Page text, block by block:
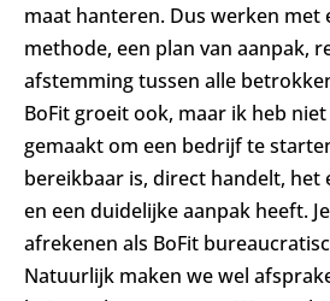
maat hanteren. Dus werken met
methode, een plan van aanpak,
afstemming tussen alle
BoFit groeit ook, maar ik heb
gemaakt om een bedrijf te
bereikbaar is, direct handelt, het
en een duidelijke aanpak heeft.
afrekenen als BoFit
Natuurlijk maken we wel